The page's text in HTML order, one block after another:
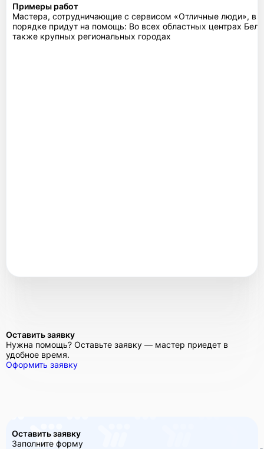
Примеры работ
Мастера, сотрудничающие с сервисом «Отличные люди», в
порядке придут на помощь: Во всех областных центрах
также крупных региональных городах
Оставить заявку
Нужна помощь? Оставьте заявку — мастер приедет в
удобное время.
Оформить заявку
Оставить заявку
Заполните форму